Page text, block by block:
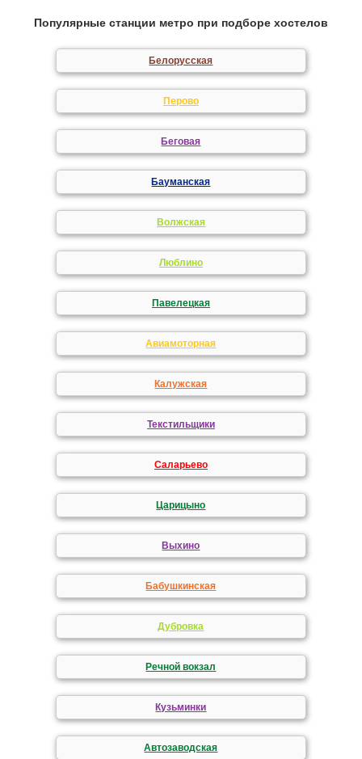
Популярные станции метро при подборе хостелов
Белорусская
Перово
Беговая
Бауманская
Волжская
Люблино
Павелецкая
Авиамоторная
Калужская
Текстильщики
Саларьево
Царицыно
Выхино
Бабушкинская
Дубровка
Речной вокзал
Кузьминки
Автозаводская